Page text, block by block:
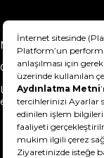
Mesafeli Satış
Gizlilik Sözleşmesi
Ürünümü nasıl iade
edebilirim?